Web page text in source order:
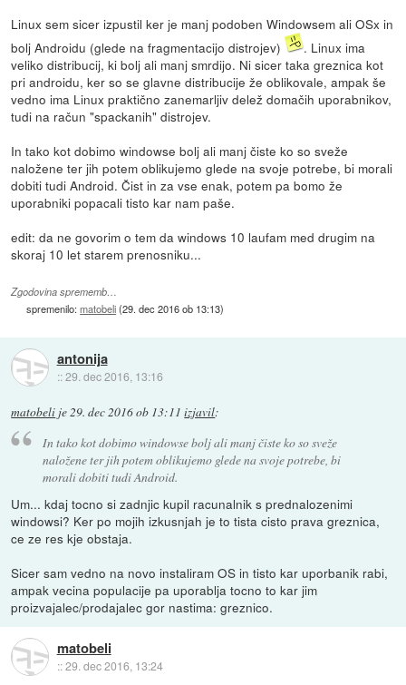
Linux sem sicer izpustil ker je manj podoben Windowsem ali OSx in
bolj Androidu (glede na fragmentacijo distrojev)
. Linux ima
veliko distribucij, ki bolj ali manj smrdijo. Ni sicer taka greznica kot
pri androidu, ker so se glavne distribucije že oblikovale, ampak še
vedno ima Linux praktično zanemarljiv delež domačih uporabnikov,
tudi na račun "spackanih" distrojev.
In tako kot dobimo windowse bolj ali manj čiste ko so sveže
naložene ter jih potem oblikujemo glede na svoje potrebe, bi morali
dobiti tudi Android. Čist in za vse enak, potem pa bomo že
uporabniki popacali tisto kar nam paše.
edit: da ne govorim o tem da windows 10 laufam med drugim na
skoraj 10 let starem prenosniku...
Zgodovina sprememb…
spremenilo:matobeli(29. dec 2016 ob 13:13)
antonija
::29. dec 2016, 13:16
matobeli je29. dec 2016 ob 13:11 izjavil:
In tako kot dobimo windowse bolj ali manj čiste ko so sveže
naložene ter jih potem oblikujemo glede na svoje potrebe, bi
morali dobiti tudi Android.
Um... kdaj tocno si zadnjic kupil racunalnik s prednalozenimi
windowsi? Ker po mojih izkusnjah je to tista cisto prava greznica,
ce ze res kje obstaja.
Sicer sam vedno na novo instaliram OS in tisto kar uporbanik rabi,
ampak vecina populacije pa uporablja tocno to kar jim
proizvajalec/prodajalec gor nastima: greznico.
matobeli
::29. dec 2016, 13:24